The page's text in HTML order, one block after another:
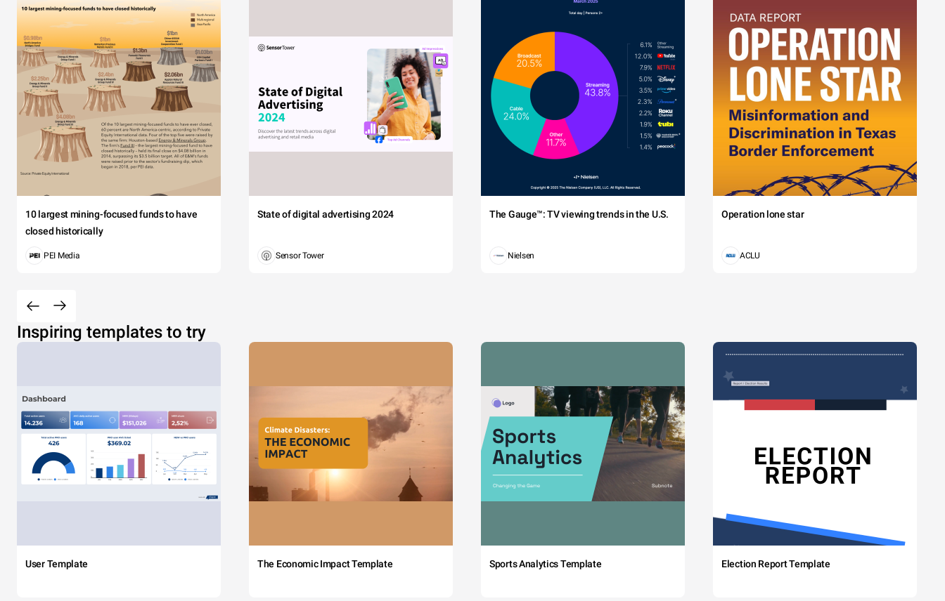
10 largest mining-focused funds to have
closed historically
PEI Media
State of digital advertising 2024
Sensor Tower
The Gauge™: TV viewing trends in the U.S.
Nielsen
Operation lone star
ACLU
Inspiring templates to try
User Template The Economic Impact Template Sports Analytics Template Election Report Template